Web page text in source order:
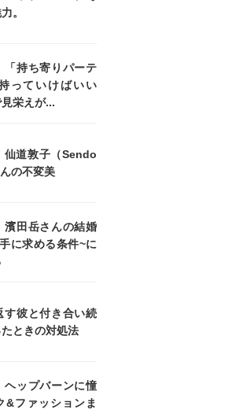
。
「持ち寄りパーテ
っていけばいい
栄えが...
仙道敦子（Sendo
の不変美
濱田岳さんの結婚
に求める条件~に
す彼と付き合い続
ときの対処法
ヘップバーンに憧
&ファッションま